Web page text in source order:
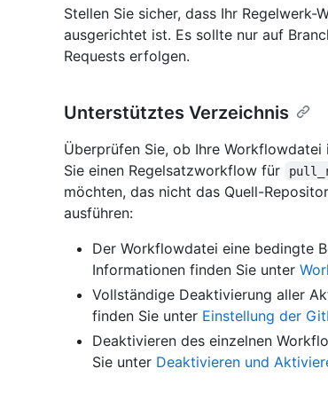
Stellen Sie sicher, dass Ihr
ausgerichtet ist. Es sollte nur auf
Requests erfolgen.
Unterstütztes Verzeichnis
Überprüfen Sie, ob Ihre Workflowdatei
Sie einen Regelsatzworkflow für
möchten, das nicht das Quell-
ausführen:
Der Workflowdatei eine bedingte
Informationen finden Sie unter
Vollständige Deaktivierung aller
finden Sie unter Einstellung der
Deaktivieren des einzelnen
Sie unter Deaktivieren und